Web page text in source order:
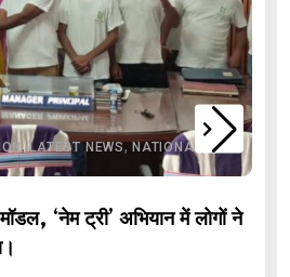
,LATEST NEWS,NATIONAL
मॉडल, ‘नेम ट्री’ अभियान में लोगों ने